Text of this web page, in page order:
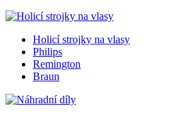
Holicí strojky na vlasy
Philips
Remington
Braun